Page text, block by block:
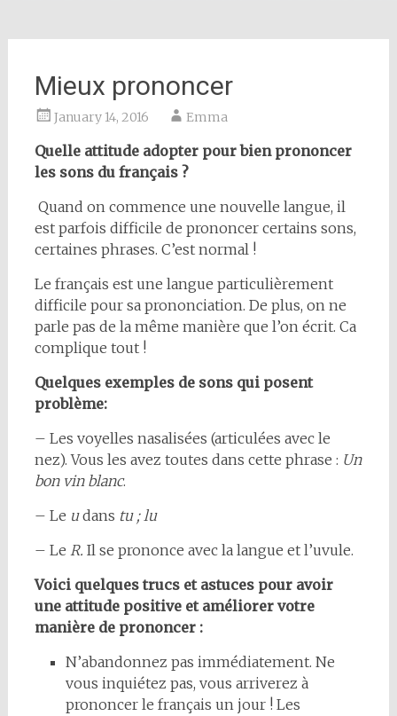
Mieux prononcer
January 14, 2016 Emma
Quelle attitude adopter pour bien prononcer
les sons du français ?
Quand on commence une nouvelle langue, il
est parfois difficile de prononcer certains sons,
certaines phrases. C’est normal !
Le français est une langue particulièrement
difficile pour sa prononciation. De plus, on ne
parle pas de la même manière que l’on écrit. Ca
complique tout !
Quelques exemples de sons qui posent
problème:
– Les voyelles nasalisées (articulées avec le
nez). Vous les avez toutes dans cette phrase : Un
bon vin blanc.
– Le udans tu ; lu
– Le R. Il se prononce avec la langue et l’uvule.
Voici quelques trucs et astuces pour avoir
une attitude positive et améliorer votre
manière de prononcer :
N’abandonnez pas immédiatement. Ne
vous inquiétez pas, vous arriverez à
prononcer le français un jour ! Les